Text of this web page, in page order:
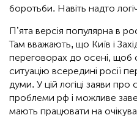
боротьби. Навіть надто
П’ята версія популярна в
Там вважають, що Київ і
переговорах до осені, щоб
ситуацію всередині росії
думи. У цій логіці заяви про
проблеми рф і можливе
мають працювати на